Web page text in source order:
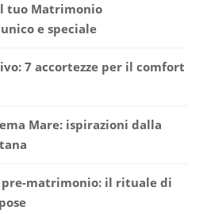
tuo Matrimonio
e speciale
7 accortezze per il comfort
Mare: ispirazioni dalla
matrimonio: il rituale di